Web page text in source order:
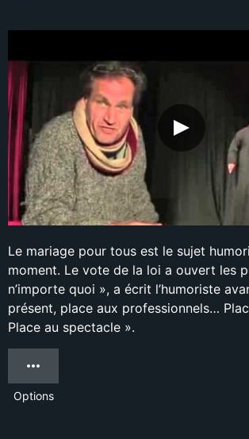
Le mariage pour tous est le sujet
moment. Le vote de la loi a ouvert les
n’importe quoi », a écrit l’humoriste
présent, place aux professionnels…
Place au spectacle ».
Options